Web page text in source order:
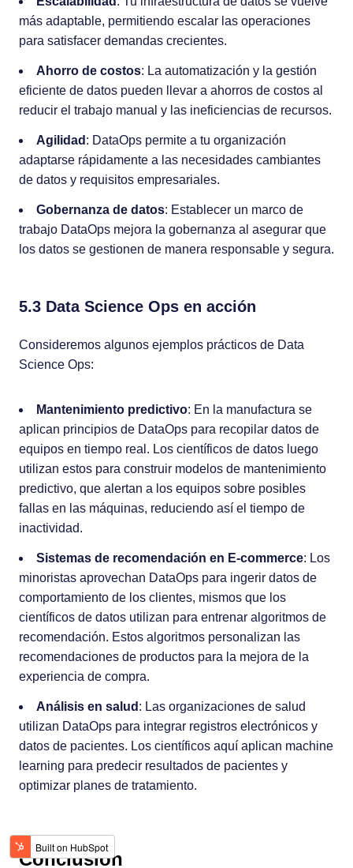
más adaptable, permitiendo escalar las operaciones
para satisfacer demandas crecientes.
Ahorro de costos: La automatización y la gestión
eficiente de datos pueden llevar a ahorros de costos al
reducir el trabajo manual y las ineficiencias de recursos.
Agilidad : DataOps permite a tu organización
adaptarse rápidamente a las necesidades cambiantes
de datos y requisitos empresariales.
Gobernanza de datos: Establecer un marco de
trabajo DataOps mejora la gobernanza al asegurar que
los datos se gestionen de manera responsable y segura.
5.3 Data Science Ops en acción
Consideremos algunos ejemplos prácticos de Data
Science Ops:
Mantenimiento predictivo: En la manufactura se
aplican principios de DataOps para recopilar datos de
equipos en tiempo real. Los científicos de datos luego
utilizan estos para construir modelos de mantenimiento
predictivo, que alertan a los equipos sobre posibles
fallas en las máquinas, reduciendo así el tiempo de
inactividad.
Sistemas de recomendación en E-commerce: Los
minoristas aprovechan DataOps para ingerir datos de
comportamiento de los clientes, mismos que los
científicos de datos utilizan para entrenar algoritmos de
recomendación. Estos algoritmos personalizan las
recomendaciones de productos para la mejora de la
experiencia de compra.
Análisis en salud : Las organizaciones de salud
utilizan DataOps para integrar registros electrónicos y
datos de pacientes. Los científicos aquí aplican machine
learning para predecir resultados de pacientes y
optimizar planes de tratamiento.
Conclusión